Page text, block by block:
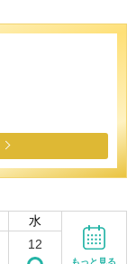
水
12
もっと見る